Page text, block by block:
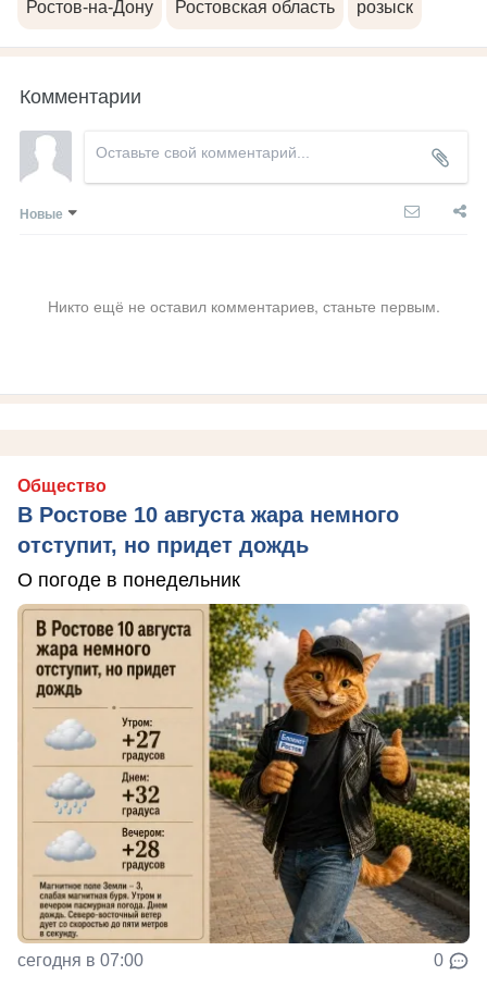
Ростов-на-Дону Ростовская область розыск
Комментарии
Новые
Никто ещё не оставил комментариев, станьте первым.
Общество
В Ростове 10 августа жара немного
отступит, но придет дождь
О погоде в понедельник
сегодня в 07:00 0